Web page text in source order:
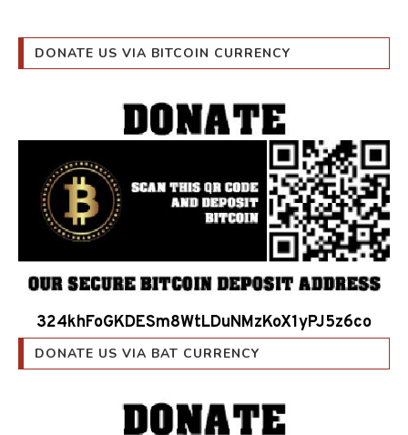
DONATE US VIA BITCOIN CURRENCY
DONATE US VIA BAT CURRENCY